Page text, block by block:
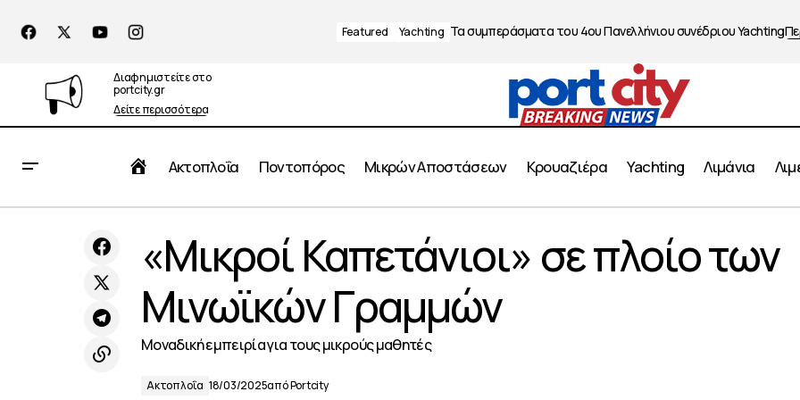
Featured Yachting Τα συμπεράσματα του 4ου Πανελλήνιου συνέδριου Yachting
Διαφημιστείτε στο
portcity.gr
Δείτε περισσότερα
Αρχική
Ακτοπλοΐα Ποντοπόρος Μικρών Αποστάσεων Κρουαζιέρα Yachting Λιμάνια
αποσοβήσουμε τον κίνδυνο από το
λεοντόψαρο στη Μεσόγειο
Ακτοπλοΐα «Μικροί Καπετάνιοι» σε πλοίο των Μινωϊκών
«Μικροί Καπετάνιοι» σε πλοίο των
Μινωϊκών Γραμμών
Μοναδική εμπειρία για τους μικρούς μαθητές
Ακτοπλοΐα 18/03/2025απόPortcity